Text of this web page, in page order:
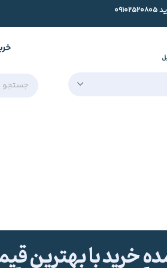
09102520805
خرید با بهترین